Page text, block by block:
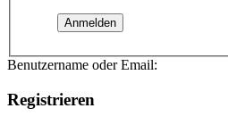
Benutzername oder Email:
Registrieren